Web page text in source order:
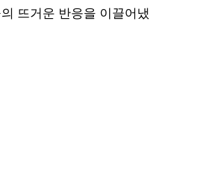
뜨거운 반응을 이끌어냈